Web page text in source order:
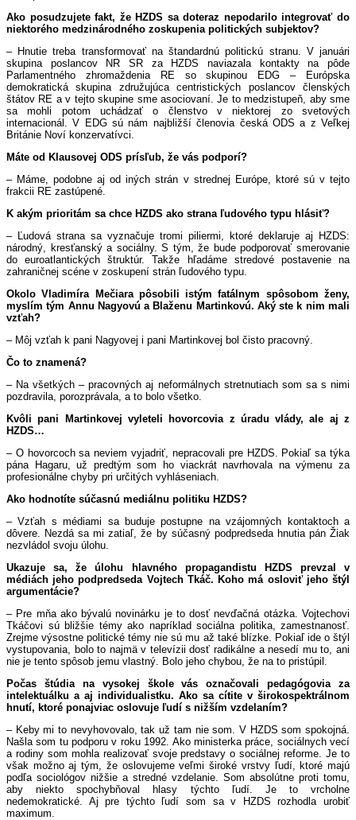
Ako posudzujete fakt, že HZDS sa doteraz nepodarilo integrovať do
niektorého medzinárodného zoskupenia politických subjektov?
– Hnutie treba transformovať na štandardnú politickú stranu. V januári
skupina poslancov NR SR za HZDS naviazala kontakty na pôde
Parlamentného zhromaždenia RE so skupinou EDG – Európska
demokratická skupina združujúca centristických poslancov členských
štátov RE a v tejto skupine sme asociovaní. Je to medzistupeň, aby sme
sa mohli potom uchádzať o členstvo v niektorej zo svetových
internacionál. V EDG sú nám najbližší členovia česká ODS a z Veľkej
Británie Noví konzervatívci.
Máte od Klausovej ODS prísľub, že vás podporí?
– Máme, podobne aj od iných strán v strednej Európe, ktoré sú v tejto
frakcii RE zastúpené.
K akým prioritám sa chce HZDS ako strana ľudového typu hlásiť?
– Ľudová strana sa vyznačuje tromi piliermi, ktoré deklaruje aj HZDS:
národný, kresťanský a sociálny. S tým, že bude podporovať smerovanie
do euroatlantických štruktúr. Takže hľadáme stredové postavenie na
zahraničnej scéne v zoskupení strán ľudového typu.
Okolo Vladimíra Mečiara pôsobili istým fatálnym spôsobom ženy,
myslím tým Annu Nagyovú a Blaženu Martinkovú. Aký ste k nim mali
vzťah?
– Môj vzťah k pani Nagyovej i pani Martinkovej bol čisto pracovný.
Čo to znamená?
– Na všetkých – pracovných aj neformálnych stretnutiach som sa s nimi
pozdravila, porozprávala, a to bolo všetko.
Kvôli pani Martinkovej vyleteli hovorcovia z úradu vlády, ale aj z
HZDS…
– O hovorcoch sa neviem vyjadriť, nepracovali pre HZDS. Pokiaľ sa týka
pána Hagaru, už predtým som ho viackrát navrhovala na výmenu za
profesionálne chyby pri určitých vyhláseniach.
Ako hodnotíte súčasnú mediálnu politiku HZDS?
– Vzťah s médiami sa buduje postupne na vzájomných kontaktoch a
dôvere. Nezdá sa mi zatiaľ, že by súčasný podpredseda hnutia pán Žiak
nezvládol svoju úlohu.
Ukazuje sa, že úlohu hlavného propagandistu HZDS prevzal v
médiách jeho podpredseda Vojtech Tkáč. Koho má osloviť jeho štýl
argumentácie?
– Pre mňa ako bývalú novinárku je to dosť nevďačná otázka. Vojtechovi
Tkáčovi sú bližšie témy ako napríklad sociálna politika, zamestnanosť.
Zrejme výsostne politické témy nie sú mu až také blízke. Pokiaľ ide o štýl
vystupovania, bolo to najmä v televízii dosť radikálne a nesedí mu to, ani
nie je tento spôsob jemu vlastný. Bolo jeho chybou, že na to pristúpil.
Počas štúdia na vysokej škole vás označovali pedagógovia za
intelektuálku a aj individualistku. Ako sa cítite v širokospektrálnom
hnutí, ktoré ponajviac oslovuje ľudí s nižším vzdelaním?
– Keby mi to nevyhovovalo, tak už tam nie som. V HZDS som spokojná.
Našla som tu podporu v roku 1992. Ako ministerka práce, sociálnych vecí
a rodiny som mohla realizovať svoje predstavy o sociálnej reforme. Je to
však možno aj tým, že oslovujeme veľmi široké vrstvy ľudí, ktoré majú
podľa sociológov nižšie a stredné vzdelanie. Som absolútne proti tomu,
aby niekto spochybňoval hlasy týchto ľudí. Je to vrcholne
nedemokratické. Aj pre týchto ľudí som sa v HZDS rozhodla urobiť
maximum.